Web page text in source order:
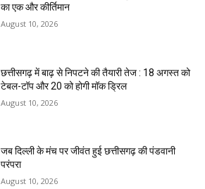
का एक और कीर्तिमान
August 10, 2026
छत्तीसगढ़ में बाढ़ से निपटने की तैयारी तेज : 18 अगस्त को
टेबल-टॉप और 20 को होगी मॉक ड्रिल
August 10, 2026
जब दिल्ली के मंच पर जीवंत हुई छत्तीसगढ़ की पंडवानी
परंपरा
August 10, 2026